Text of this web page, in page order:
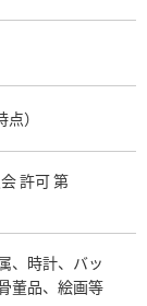
）
許可 第
、時計、バッ
董品、絵画等